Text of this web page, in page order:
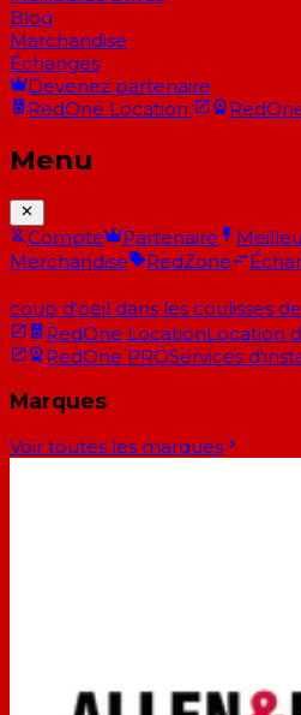
Blog
Marchandise
Échanges
Devenez partenaire
RedOne Location
Menu
Compte Partenaire
Merchandise
RedZone
coup d'oeil dans les coulisses
RedOne LocationLocation
RedOne PROServices
Marques
Voir toutes les marques